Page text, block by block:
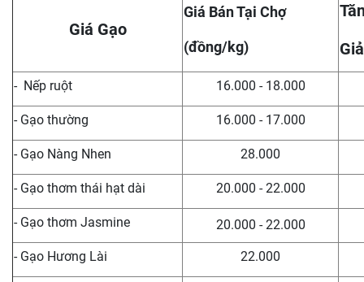
Giá Gạo
Giá Bán Tại Chợ
(đồng/kg)
- Nếp ruột 16.000 - 18.000
- Gạo thường 16.000 - 17.000
- Gạo Nàng Nhen 28.000
- Gạo thơm thái hạt dài 20.000 - 22.000
- Gạo thơm Jasmine 20.000 - 22.000
- Gạo Hương Lài 22.000